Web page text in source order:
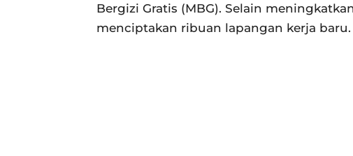
Bergizi Gratis (MBG). Selain
menciptakan ribuan lapangan kerja baru.